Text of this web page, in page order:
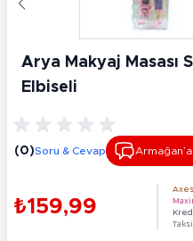
Arya Makyaj Masası
Elbiseli
(0)Soru & Cevap
₺159,99